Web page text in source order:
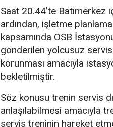
Saat 20.44’te
ardından, işletme
kapsamında OSB
gönderilen yolcusuz
korunması amacıyla
bekletilmiştir.
Söz konusu trenin servis
anlaşılabilmesi amacıyla
servis treninin hareket